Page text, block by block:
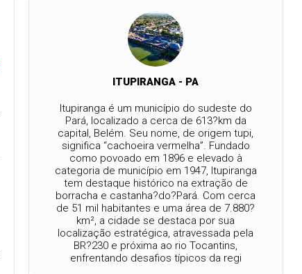
ITUPIRANGA - PA
Itupiranga é um município do sudeste do
Pará, localizado a cerca de 613?km da
capital, Belém. Seu nome, de origem tupi,
significa “cachoeira vermelha”. Fundado
como povoado em 1896 e elevado à
categoria de município em 1947, Itupiranga
tem destaque histórico na extração de
borracha e castanha?do?Pará. Com cerca
de 51 mil habitantes e uma área de 7.880?
km², a cidade se destaca por sua
localização estratégica, atravessada pela
BR?230 e próxima ao rio Tocantins,
enfrentando desafios típicos da regi